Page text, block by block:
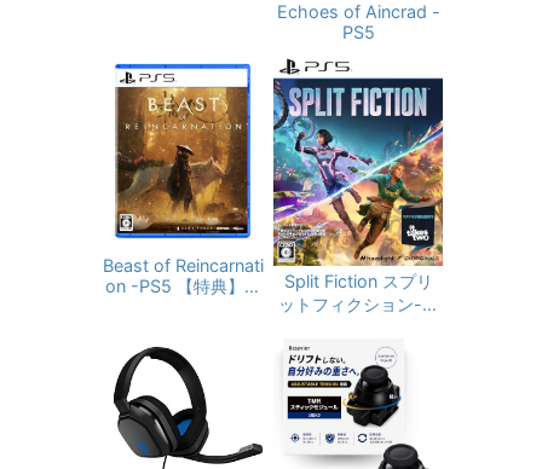
Echoes of Aincrad -
PS5
Beast of Reincarnati
on -PS5 【特典】プ
Split Fiction スプリ
ットフィクション- P